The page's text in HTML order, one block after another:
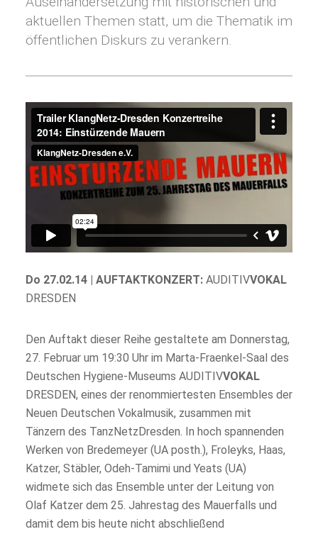
aktuellen Themen statt, um die Thematik im
öffentlichen Diskurs zu verankern.
Do 27.02.14 | AUFTAKTKONZERT: AUDITIVVOKAL
DRESDEN
Den Auftakt dieser Reihe gestaltete am Donnerstag,
27. Februar um 19:30 Uhr im Marta-Fraenkel-Saal des
Deutschen Hygiene-Museums AUDITIVVOKAL
DRESDEN, eines der renommiertesten Ensembles der
Neuen Deutschen Vokalmusik, zusammen mit
Tänzern des TanzNetzDresden. In hoch spannenden
Werken von Bredemeyer (UA posth.), Froleyks, Haas,
Katzer, Stäbler, Odeh-Tamimi und Yeats (UA)
widmete sich das Ensemble unter der Leitung von
Olaf Katzer dem 25. Jahrestag des Mauerfalls und
damit dem bis heute nicht abschließend